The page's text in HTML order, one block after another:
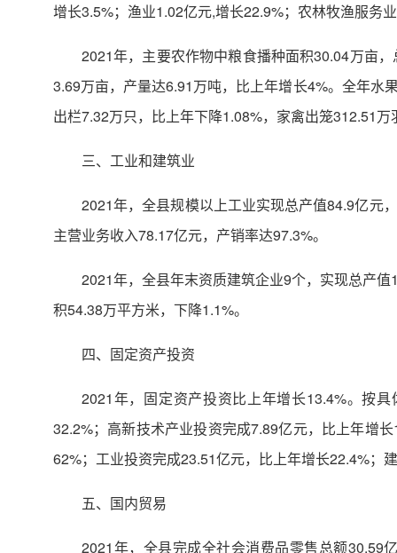
增长3.5%；渔业1.02亿元,增长22.9%；农林牧渔服务
2021年，主要农作物中粮食播种面积30.04万亩
3.69万亩，产量达6.91万吨，比上年增长4%。全年水
出栏7.32万只，比上年下降1.08%，家禽出笼312.51
三、工业和建筑业
2021年，全县规模以上工业实现总产值84.9亿元
主营业务收入78.17亿元，产销率达97.3%。
2021年，全县年末资质建筑企业9个，实现总产
积54.38万平方米，下降1.1%。
四、固定资产投资
2021年，固定资产投资比上年增长13.4%。按
32.2%；高新技术产业投资完成7.89亿元，比上年增
62%；工业投资完成23.51亿元，比上年增长22.4%；
五、国内贸易
2021年，全县完成全社会消费品零售总额30.59